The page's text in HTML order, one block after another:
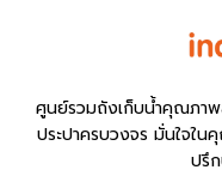
ศูนย์รวมถังเก็บน้ำคุณภา
ประปาครบวงจร มั่นใจใ
ปรึ